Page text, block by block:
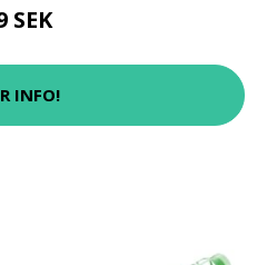
SEK
INFO!